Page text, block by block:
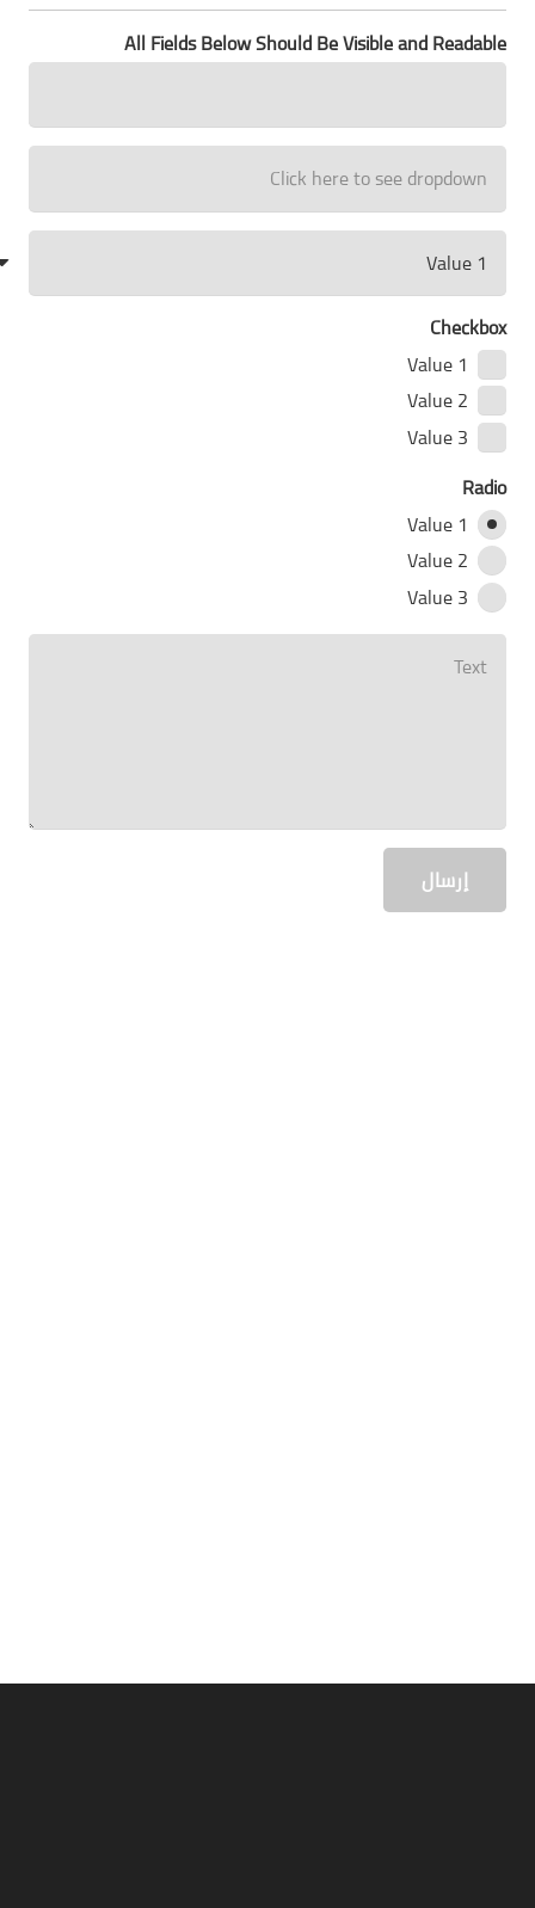
All Fields Below Should Be Visible and Readable
Checkbox
Value 1
Value 2
Value 3
Radio
Value 1
Value 2
Value 3
إرسال